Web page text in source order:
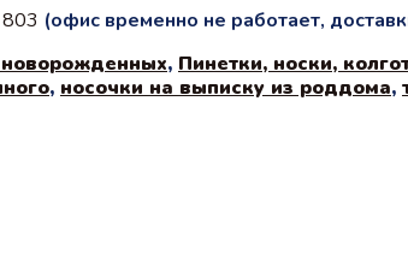
(офис временно не работает,
, Пинетки, носки,
, носочки на выписку из роддома,